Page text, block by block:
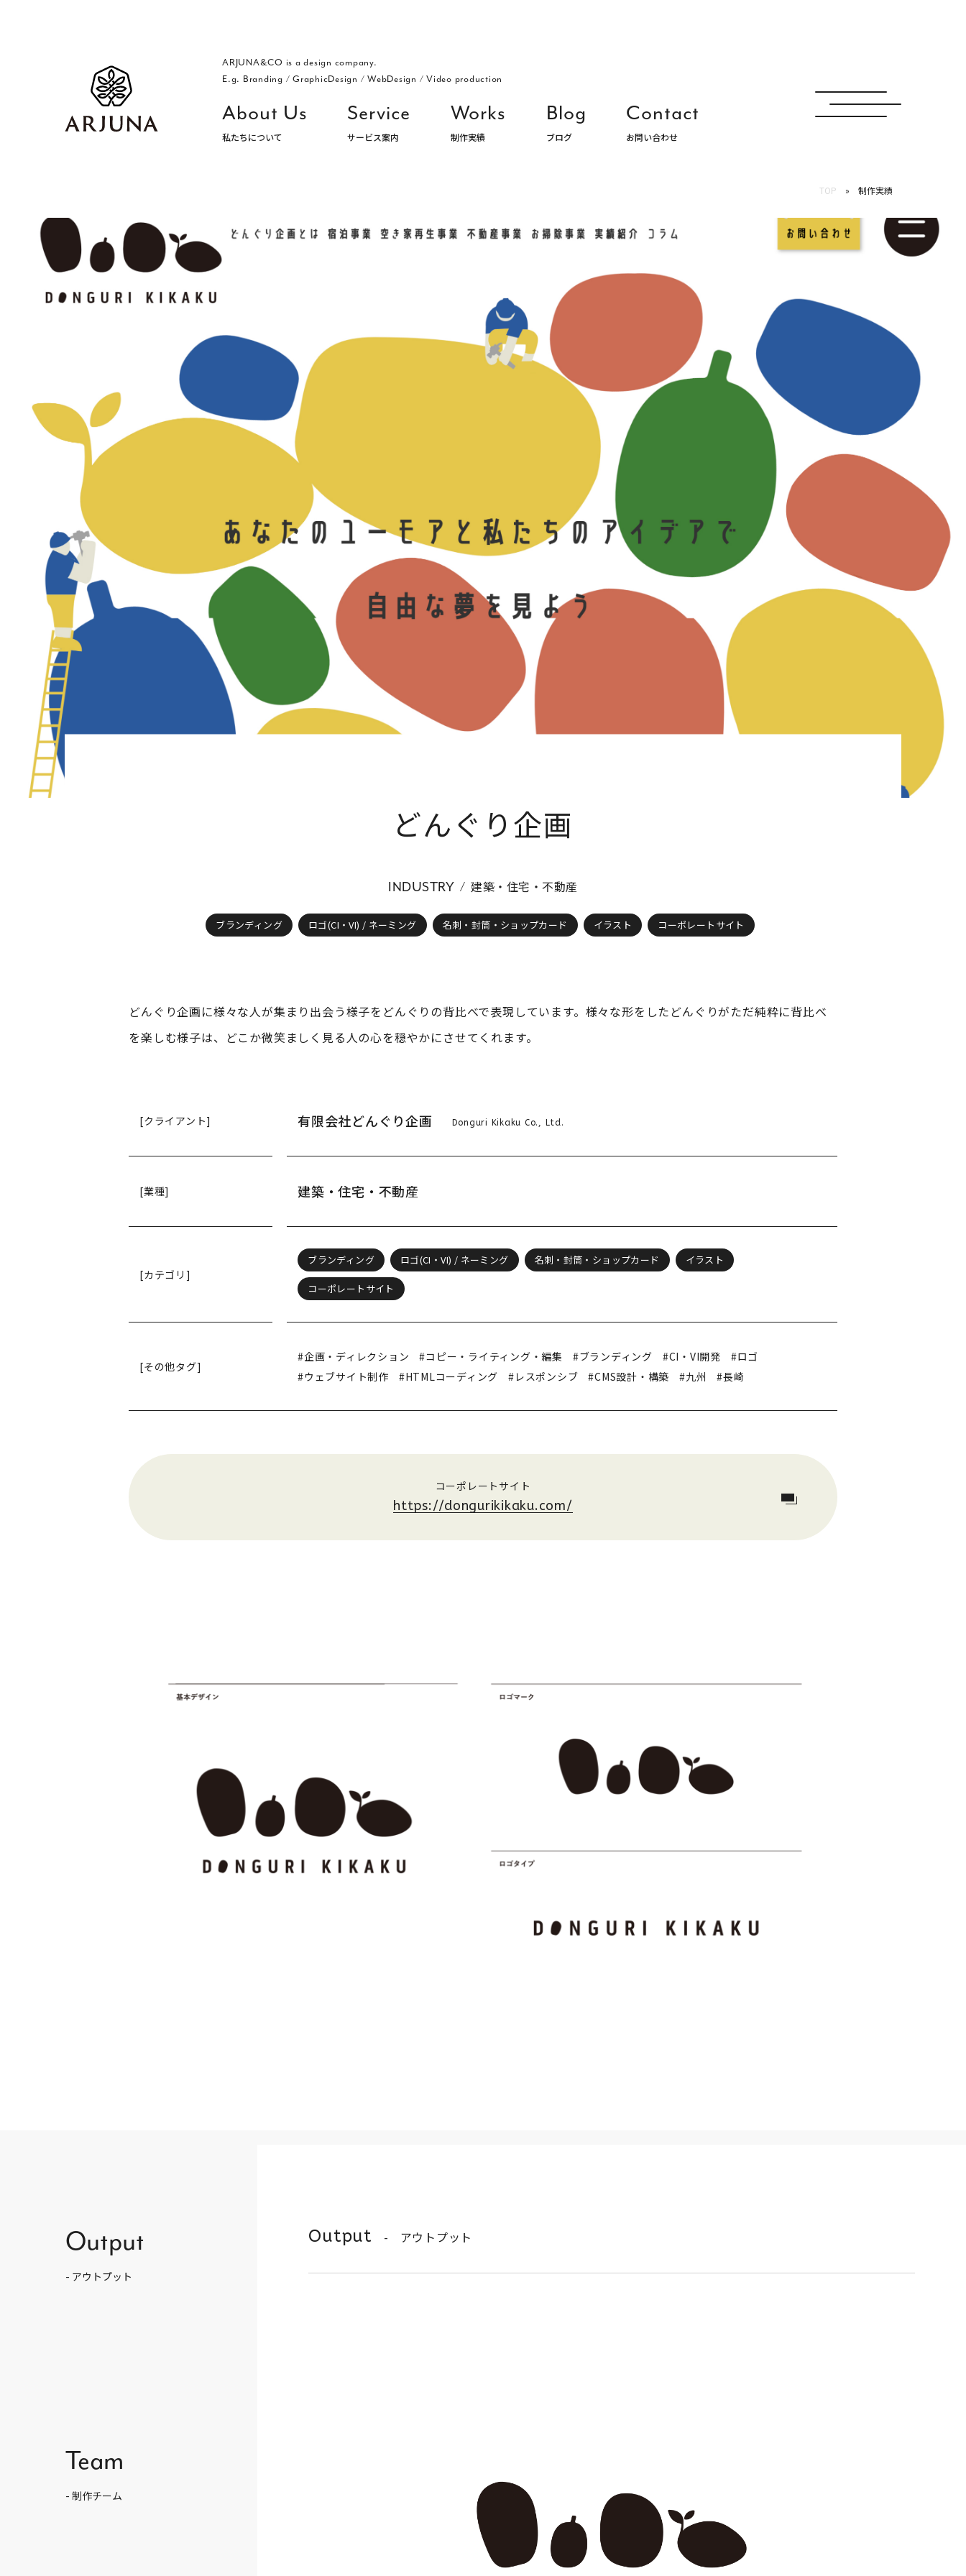
福岡 ブランディング・ブランディングデザイン・パッケージ・ロゴ デザイン事務所 株式会社アルジュナ
ARJUNA&CO is a design company.
E.g. Branding /GraphicDesign /WebDesign /Video production
About Us
私たちについて
Service
サービス案内
Works
制作実績
Blog
ブログ
Contact
お問い合わせ
TOP 制作実績
どんぐり企画
INDUSTRY 建築・住宅・不動産
ブランディング ロゴ(CI・VI) / ネーミング 名刺・封筒・ショップカード イラスト コーポレートサイト
どんぐり企画に様々な人が集まり出会う様子をどんぐりの背比べで表現しています。様々な形をしたどんぐりがただ純粋に背比べ
を楽しむ様子は、どこか微笑ましく見る人の心を穏やかにさせてくれます。
[クライアント] 有限会社どんぐり企画 Donguri Kikaku Co., Ltd.
[業種] 建築・住宅・不動産
[カテゴリ]
ブランディング ロゴ(CI・VI) / ネーミング 名刺・封筒・ショップカード イラスト
コーポレートサイト
[その他タグ]
#企画・ディレクション #コピー・ライティング・編集 #ブランディング #CI・VI開発
#ロゴ
#ウェブサイト制作
#HTMLコーディング #レスポンシブ #CMS設計・構築 #九州 #長崎
コーポレートサイト
https://dongurikikaku.com/
Output
- アウトプット
Team
- 制作チーム
Output アウトプット